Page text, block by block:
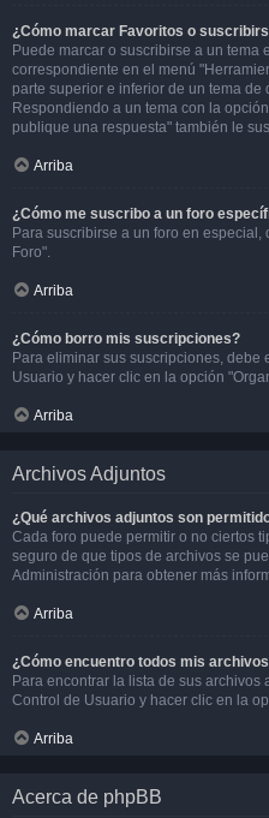
¿Cómo marcar Favoritos o
Puede marcar o suscribirse a un
correspondiente en el menú
parte superior e inferior de un tema de
Respondiendo a un tema con la
publique una respuesta" también le
Arriba
¿Cómo me suscribo a un foro
Para suscribirse a un foro en
Foro".
Arriba
¿Cómo borro mis suscripciones?
Para eliminar sus suscripciones, debe
Usuario y hacer clic en la opción
Arriba
Archivos Adjuntos
¿Qué archivos adjuntos son
Cada foro puede permitir o no ciertos
seguro de que tipos de archivos se
Administración para obtener más
Arriba
¿Cómo encuentro todos mis
Para encontrar la lista de sus
Control de Usuario y hacer clic en la
Arriba
Acerca de phpBB